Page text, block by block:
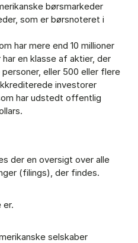
børsmarkeder
som er børsnoteret i
har mere end 10 millioner
en klasse af aktier, der
eller 500 eller flere
investorer
har udstedt offentlig
der en oversigt over alle
(filings), der findes.
er.
selskaber